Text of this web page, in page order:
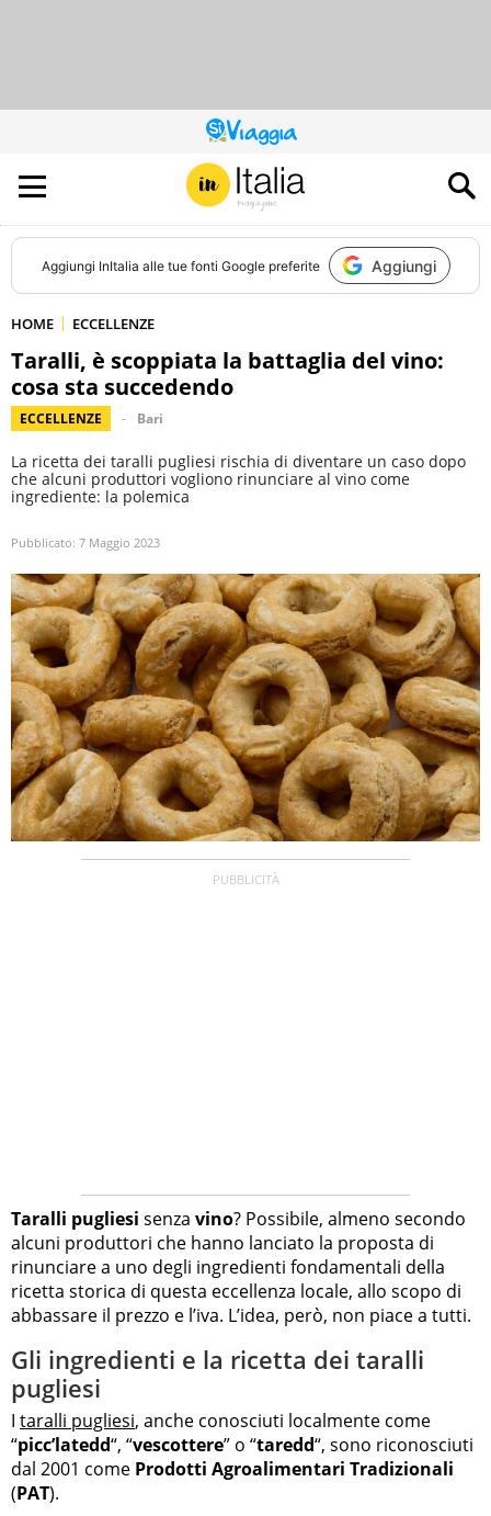
QUESTO
SITO
CONTRIBUISCE
ALL’AUDIENCE
DI
Aggiungi InItalia alle tue fonti Google preferite Aggiungi
HOME ECCELLENZE
Taralli, è scoppiata la battaglia del vino:
cosa sta succedendo
ECCELLENZE Bari
La ricetta dei taralli pugliesi rischia di diventare un caso dopo
che alcuni produttori vogliono rinunciare al vino come
ingrediente: la polemica
Pubblicato: 7 Maggio 2023
Taralli pugliesi senza vino? Possibile, almeno secondo
alcuni produttori che hanno lanciato la proposta di
rinunciare a uno degli ingredienti fondamentali della
ricetta storica di questa eccellenza locale, allo scopo di
abbassare il prezzo e l’iva. L’idea, però, non piace a tutti.
Gli ingredienti e la ricetta dei taralli
pugliesi
I taralli pugliesi, anche conosciuti localmente come
“picc’latedd“, “vescottere” o “taredd“, sono riconosciuti
dal 2001 come Prodotti Agroalimentari Tradizionali
(PAT).